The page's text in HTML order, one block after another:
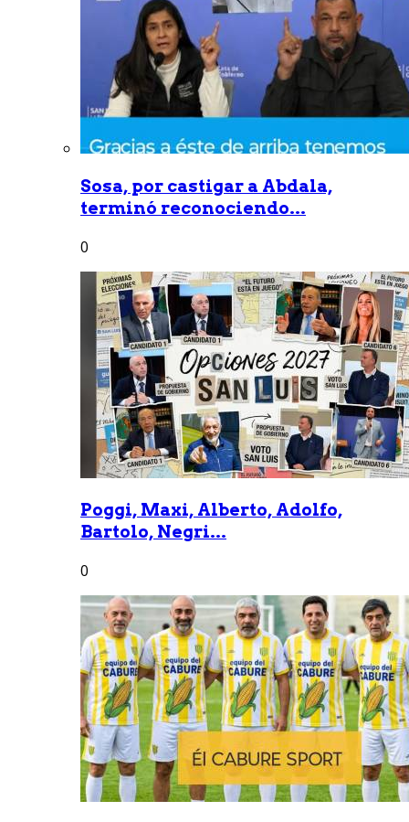
Sosa, por castigar a Abdala,
terminó reconociendo...
0
Poggi, Maxi, Alberto, Adolfo,
Bartolo, Negri...
0